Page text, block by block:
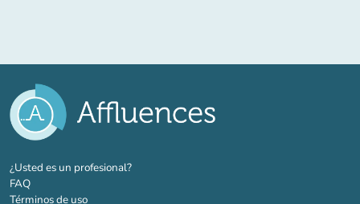
¿Usted es un profesional?(nueva pestaña)
FAQ
Términos de uso